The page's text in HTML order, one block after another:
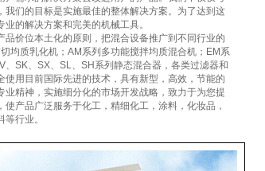
我们的目标是实施最佳的整体解决方案。为了达到这
的解决方案和完美的机械工具。
价位本土化的原则，把混合设备推广到不同行业的
均质乳化机； AM 系列多功能搅拌均质混合机； EM 系
、 SK、 SX、 SL、 SH 系列 静态混合器 ，各类过滤器和
用目前国际先进的技术，具有新型，高效，节能的
精神，实施细分化的市场开发战略，致力于为您提
产品广泛服务于化工，精细化工，涂料，化妆品，
行业。